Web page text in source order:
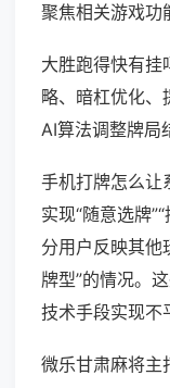
聚焦相关游戏功
大胜跑得快有挂
略、暗杠优化、
AI算法调整牌局
手机打牌怎么让
实现“随意选牌
分用户反映其他
牌型”的情况。
技术手段实现不
微乐甘肃麻将主